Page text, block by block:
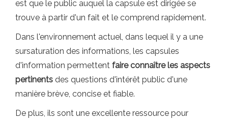
est que le public auquel la capsule est dirigée se
trouve à partir d'un fait et le comprend rapidement.
Dans l'environnement actuel, dans lequel il y a une
sursaturation des informations, les capsules
d'information permettent faire connaître les aspects
pertinents des questions d'intérêt public d'une
manière brève, concise et fiable.
De plus, ils sont une excellente ressource pour